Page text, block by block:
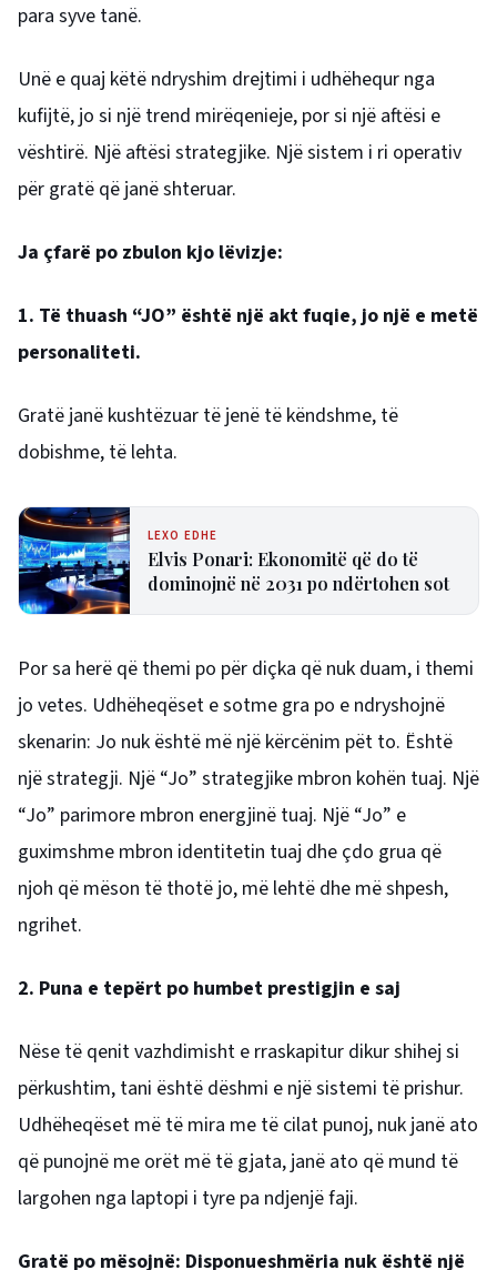
para syve tanë.
Unë e quaj këtë ndryshim drejtimi i udhëhequr nga
kufijtë, jo si një trend mirëqenieje, por si një aftësi e
vështirë. Një aftësi strategjike. Një sistem i ri operativ
për gratë që janë shteruar.
Ja çfarë po zbulon kjo lëvizje:
1. Të thuash “JO” është një akt fuqie, jo një e metë
personaliteti.
Gratë janë kushtëzuar të jenë të këndshme, të
dobishme, të lehta.
LEXO EDHE
Elvis Ponari: Ekonomitë që do të
dominojnë në 2031 po ndërtohen sot
Por sa herë që themi po për diçka që nuk duam, i themi
jo vetes. Udhëheqëset e sotme gra po e ndryshojnë
skenarin: Jo nuk është më një kërcënim pët to. Është
një strategji. Një “Jo” strategjike mbron kohën tuaj. Një
“Jo” parimore mbron energjinë tuaj. Një “Jo” e
guximshme mbron identitetin tuaj dhe çdo grua që
njoh që mëson të thotë jo, më lehtë dhe më shpesh,
ngrihet.
2. Puna e tepërt po humbet prestigjin e saj
Nëse të qenit vazhdimisht e rraskapitur dikur shihej si
përkushtim, tani është dëshmi e një sistemi të prishur.
Udhëheqëset më të mira me të cilat punoj, nuk janë ato
që punojnë me orët më të gjata, janë ato që mund të
largohen nga laptopi i tyre pa ndjenjë faji.
Gratë po mësojnë: Disponueshmëria nuk është një